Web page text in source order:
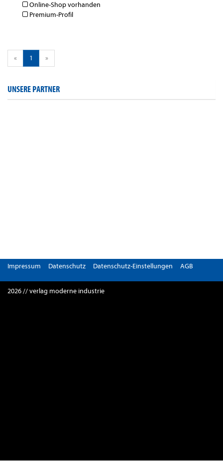
Online-Shop vorhanden
Premium-Profil
« 1 »
UNSERE PARTNER
Impressum Datenschutz Datenschutz-Einstellungen AGB
2026 // verlag moderne industrie